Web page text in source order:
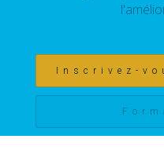
Inscrivez-